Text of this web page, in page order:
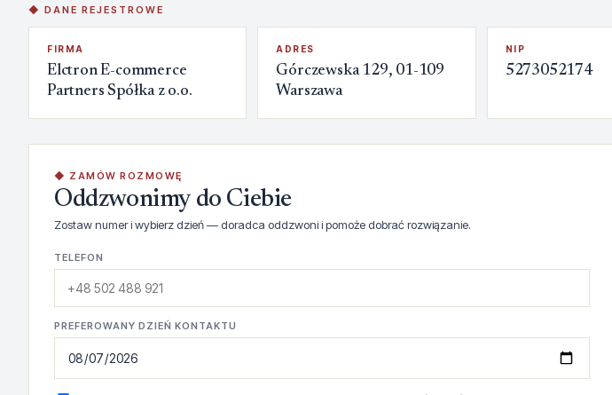
◆ DANE REJESTROWE
FIRMA
Elctron E-commerce
Partners Spółka z o.o.
ADRES
Górczewska 129, 01-109
Warszawa
NIP
5273052174
◆ ZAMÓW ROZMOWĘ
Oddzwonimy do Ciebie
Zostaw numer i wybierz dzień — doradca oddzwoni i pomoże dobrać rozwiązanie.
TELEFON
PREFEROWANY DZIEŃ KONTAKTU